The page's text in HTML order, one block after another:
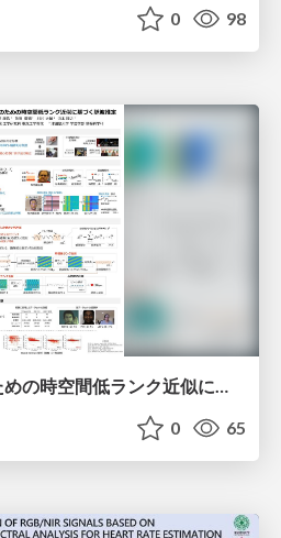
0 98
非接触心拍数計測のための時空間低ランク近似に基づく脈波推定
0 65